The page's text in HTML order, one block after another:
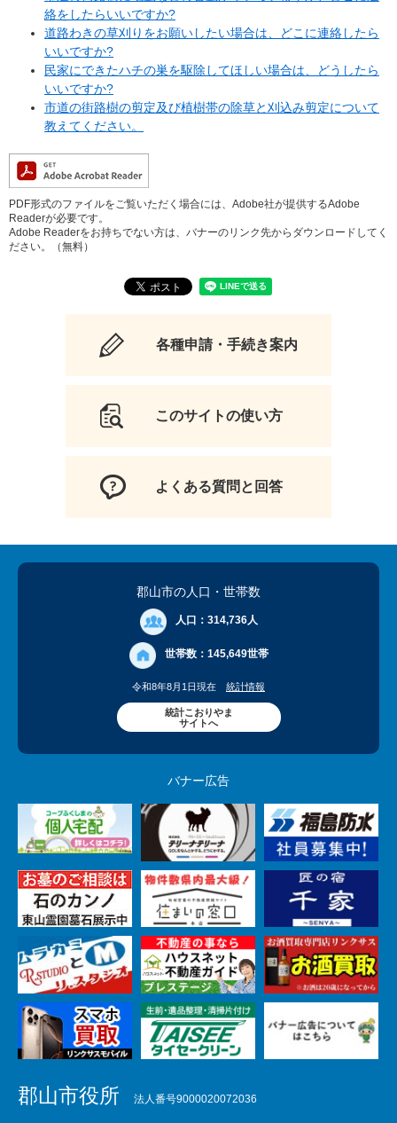
絡をしたらいいですか?
道路わきの草刈りをお願いしたい場合は、どこに連絡したら
いいですか?
民家にできたハチの巣を駆除してほしい場合は、どうしたら
いいですか?
市道の街路樹の剪定及び植樹帯の除草と刈込み剪定について
教えてください。
PDF形式のファイルをご覧いただく場合には、Adobe社が提供するAdobe
Readerが必要です。
Adobe Readerをお持ちでない方は、バナーのリンク先からダウンロードしてく
ださい。（無料）
各種申請・手続き案内
このサイトの使い方
よくある質問と回答
郡山市の人口 ・世帯数
人口： 314,736人
世帯数： 145,649世帯
令和8年8月1日現在 統計情報
統計こおりやま
サイトへ
バナー広告
郡山市役所 法人番号9000020072036